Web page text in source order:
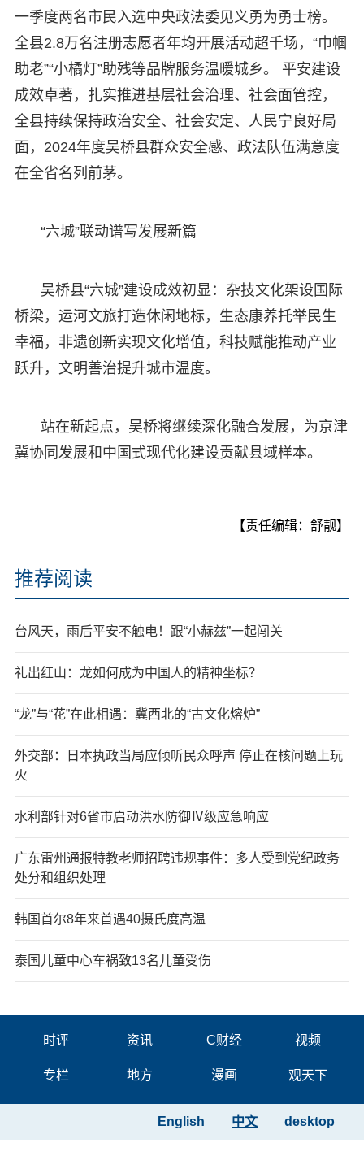
一季度两名市民入选中央政法委见义勇为勇士榜。
全县2.8万名注册志愿者年均开展活动超千场，“巾帼
助老”“小橘灯”助残等品牌服务温暖城乡。 平安建设
成效卓著，扎实推进基层社会治理、社会面管控，
全县持续保持政治安全、社会安定、人民宁良好局
面，2024年度吴桥县群众安全感、政法队伍满意度
在全省名列前茅。
“六城”联动谱写发展新篇
吴桥县“六城”建设成效初显：杂技文化架设国际
桥梁，运河文旅打造休闲地标，生态康养托举民生
幸福，非遗创新实现文化增值，科技赋能推动产业
跃升，文明善治提升城市温度。
站在新起点，吴桥将继续深化融合发展，为京津
冀协同发展和中国式现代化建设贡献县域样本。
【责任编辑：舒靓】
推荐阅读
台风天，雨后平安不触电！跟“小赫兹”一起闯关
礼出红山：龙如何成为中国人的精神坐标？
“龙”与“花”在此相遇：冀西北的“古文化熔炉”
外交部：日本执政当局应倾听民众呼声 停止在核问题上玩
火
水利部针对6省市启动洪水防御Ⅳ级应急响应
广东雷州通报特教老师招聘违规事件：多人受到党纪政务
处分和组织处理
韩国首尔8年来首遇40摄氏度高温
泰国儿童中心车祸致13名儿童受伤
时评 资讯 C财经 视频
专栏 地方 漫画 观天下
desktop
中文
English